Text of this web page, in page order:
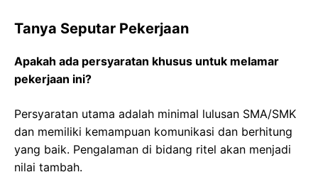
Tanya Seputar Pekerjaan
Apakah ada persyaratan khusus untuk melamar
pekerjaan ini?
Persyaratan utama adalah minimal lulusan SMA/SMK
dan memiliki kemampuan komunikasi dan berhitung
yang baik. Pengalaman di bidang ritel akan menjadi
nilai tambah.